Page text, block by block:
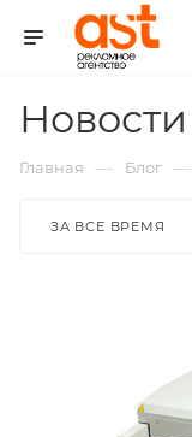
Новости
Главная — Блог —
ЗА ВСЕ ВРЕМЯ